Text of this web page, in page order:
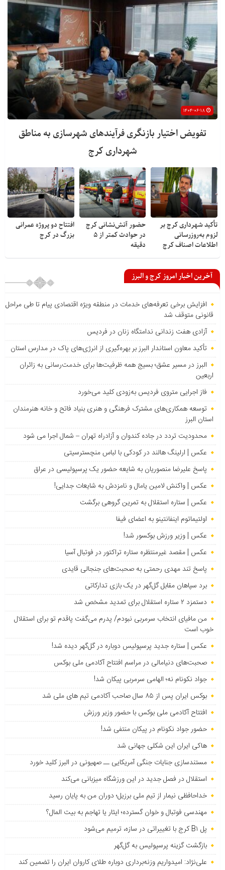
تفویض اختیار بازنگری فرآیندهای شهرسازی به مناطق
شهرداری کرج
تأکید شهرداری کرج بر
لزوم به‌روزرسانی
اطلاعات اصناف کرج
حضور آتش‌نشانی کرج
در حوادث کمتر از ۵
دقیقه
افتتاح دو پروژه عمرانی
بزرگ در کرج
آخرین اخبار امروز کرج و البرز
افزایش برخی تعرفه‌های خدمات در منطقه ویژه اقتصادی پیام تا طی مراحل
قانونی متوقف شد
آزادی هفت زندانی ندامتگاه زنان در فردیس
تأکید معاون استاندار البرز بر بهره‌گیری از انرژی‌های پاک در مدارس استان
البرز در مسیر عشق؛ بسیج همه ظرفیت‌ها برای خدمت‌رسانی به زائران
اربعین
فاز اجرایی متروی فردیس به‌زودی کلید می‌خورد
توسعه همکاری‌های مشترک فرهنگی و هنری بنیاد فاتح و خانه هنرمندان
استان البرز
محدودیت تردد در جاده کندوان و آزادراه تهران – شمال اجرا می شود
عکس | ارلینگ هالند در کودکی با لباس منچسترسیتی
پاسخ علیرضا منصوریان به شایعه حضور یک پرسپولیسی در عراق
عکس | واکنش لامین یامال و نامزدش به شایعات جدایی!
عکس | ستاره استقلال به تمرین گروهی برگشت
اولتیماتوم اینفانتینو به اعضای فیفا
عکس | وزیر ورزش بوکسور شد!
عکس | مقصد غیرمنتظره ستاره تراکتور در فوتبال آسیا
پاسخ تند مهدی رحمتی به صحبت‌های جنجالی قایدی
برد سپاهان مقابل گل‌گهر در یک بازی تدارکاتی
دستمزد ۲ ستاره استقلال برای تمدید مشخص شد
من مافیای انتخاب سرمربی نبودم/ پدرم می‌گفت پاقدم تو برای استقلال
خوب است
عکس | ستاره جدید پرسپولیس دوباره در گل‌گهر دیده شد!
صحبت‌های دنیامالی در مراسم افتتاح آکادمی ملی بوکس
جواد نکونام نه؛ الهامی سرمربی پیکان شد!
بوکس ایران پس از ۸۵ سال صاحب آکادمی تیم های ملی شد
افتتاح آکادمی ملی بوکس با حضور وزیر ورزش
حضور جواد نکونام در پیکان منتفی شد!
هاکی ایران این شکلی جهانی شد
مستندسازی جنایات جنگی آمریکایی ــ صهیونی در البرز کلید خورد
استقلال در فصل جدید در این ورزشگاه میزبانی می‌کند
خداحافظی نیمار از تیم ملی برزیل؛ دوران من به پایان رسید
مهندسی فوتبال و خوان گسترده؛ ایثار یا تهاجم به بیت المال؟
پل B۱ کرج با تغییراتی در سازه، ترمیم می‌شود
بازگشت گزینه پرسپولیس به ‌گل‌گهر
علی‌نژاد: امیدواریم وزنه‌برداری دوباره طلای کاروان ایران را تضمین کند